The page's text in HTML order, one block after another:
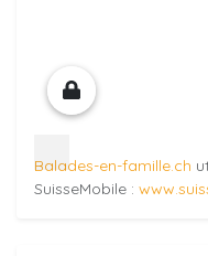
Balades-en-famille.ch
SuisseMobile :